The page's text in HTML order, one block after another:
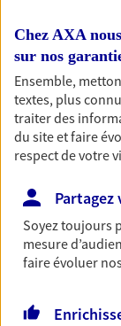
Horaires :
Ouvre le
Chez AXA
sur nos
Ensemble,
textes, plus
traiter des
du site et faire
respect de votre
Soyez toujours
mesure
faire évoluer